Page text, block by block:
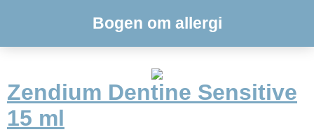
Bogen om allergi
Zendium Dentine Sensitive
15 ml